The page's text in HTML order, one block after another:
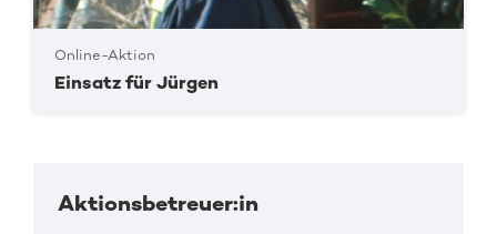
Online-Aktion
Einsatz für Jürgen
Aktionsbetreuer:in